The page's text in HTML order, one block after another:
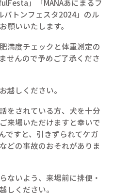
」「MANAあにまるフ
バトンフェスタ2024」のル
願いいたします。
満度チェックと体重測定の
せんので予めご了承くださ
越しください。
をされている方、犬を十分
来場いただけますと幸いで
ですと、引きずられてケガ
どの事故のおそれがありま
ないよう、来場前に排便・
しください。